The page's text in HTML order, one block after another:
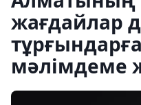
жағдайлар
мәлімдеме